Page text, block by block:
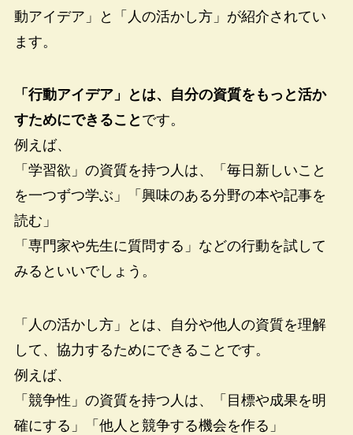
動アイデア」と「人の活かし方」が紹介されてい
ます。
「行動アイデア」とは、自分の資質をもっと活か
すためにできること です。
例えば、
「学習欲」の資質を持つ人は、「毎日新しいこと
を一つずつ学ぶ」「興味のある分野の本や記事を
読む」
「専門家や先生に質問する」などの行動を試して
みるといいでしょう。
「人の活かし方」とは、自分や他人の資質を理解
して、協力するためにできることです。
例えば、
「競争性」の資質を持つ人は、「目標や成果を明
確にする」「他人と競争する機会を作る」